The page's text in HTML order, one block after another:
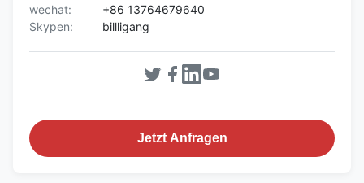
wechat:
+86 13764679640
Skypen:
billligang
Jetzt Anfragen